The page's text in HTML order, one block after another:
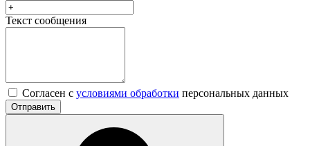
Текст сообщения
Согласен с условиями обработки персональных данных
Отправить